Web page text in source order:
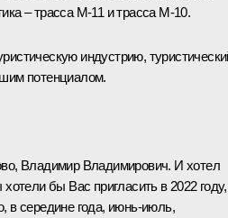
– трасса М-11 и трасса М-10.
индустрию,
потенциалом.
Владимир Владимирович. И хотел
хотели бы Вас пригласить в 2022 году,
в середине года, июнь-июль,